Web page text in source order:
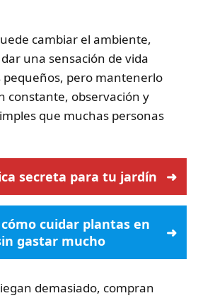
cambiar el ambiente,
una sensación de vida
pequeños, pero mantenerlo
constante, observación y
que muchas personas
secreta para tu jardín
cuidar plantas en
gastar mucho
demasiado, compran